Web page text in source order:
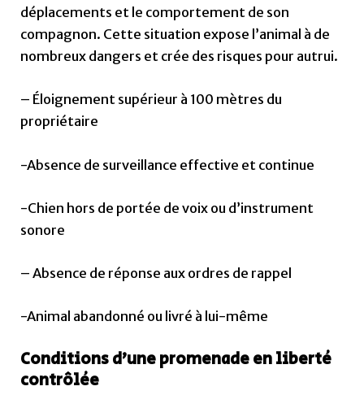
déplacements et le comportement de son
compagnon. Cette situation expose l’animal à de
nombreux dangers et crée des risques pour autrui.
– Éloignement supérieur à 100 mètres du
propriétaire
-Absence de surveillance effective et continue
-Chien hors de portée de voix ou d’instrument
sonore
– Absence de réponse aux ordres de rappel
-Animal abandonné ou livré à lui-même
Conditions d’une promenade en liberté
contrôlée